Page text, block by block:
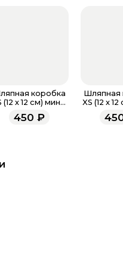
коробка
(12 х 12 см) мини,
450 ₽
Шляпная
XS (12 х